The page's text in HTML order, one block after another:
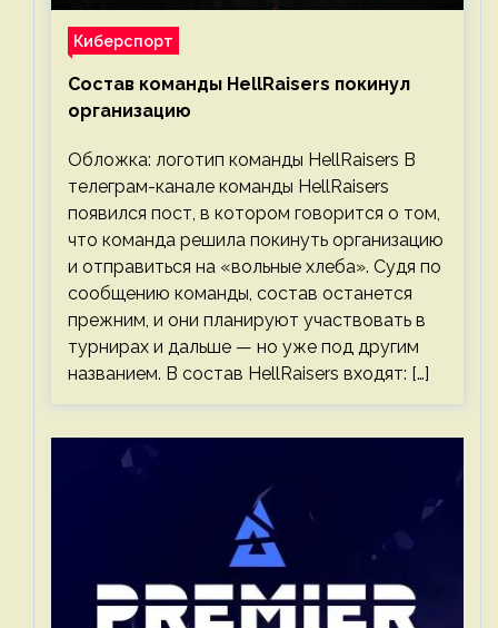
Киберспорт
Состав команды HellRaisers покинул
организацию
Обложка: логотип команды HellRaisers В
телеграм-канале команды HellRaisers
появился пост, в котором говорится о том,
что команда решила покинуть организацию
и отправиться на «вольные хлеба». Судя по
сообщению команды, состав останется
прежним, и они планируют участвовать в
турнирах и дальше — но уже под другим
названием. В состав HellRaisers входят: […]